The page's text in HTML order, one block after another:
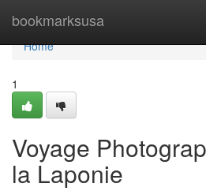
bookmarksusa
Home
Home
1
Voyage
la Laponie